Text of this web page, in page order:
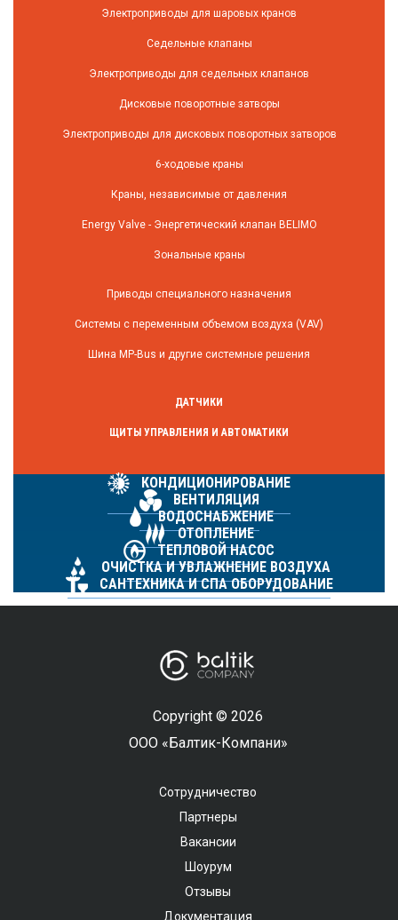
Электроприводы для шаровых кранов
Седельные клапаны
Электроприводы для седельных клапанов
Дисковые поворотные затворы
Электроприводы для дисковых поворотных затворов
6-ходовые краны
Краны, независимые от давления
Energy Valve - Энергетический клапан BELIMO
Зональные краны
Приводы специального назначения
Системы с переменным объемом воздуха (VAV)
Шина MP-Bus и другие системные решения
ДАТЧИКИ
ЩИТЫ УПРАВЛЕНИЯ И АВТОМАТИКИ
КОНДИЦИОНИРОВАНИЕ
ВЕНТИЛЯЦИЯ
ВОДОСНАБЖЕНИЕ
ОТОПЛЕНИЕ
ТЕПЛОВОЙ НАСОС
ОЧИСТКА И УВЛАЖНЕНИЕ ВОЗДУХА
САНТЕХНИКА И СПА ОБОРУДОВАНИЕ
Copyright © 2026
ООО «Балтик-Компани»
Сотрудничество
Партнеры
Вакансии
Шоурум
Отзывы
Документация